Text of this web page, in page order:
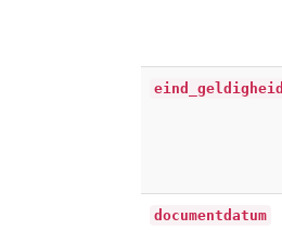
eind_geldigheid
documentdatum